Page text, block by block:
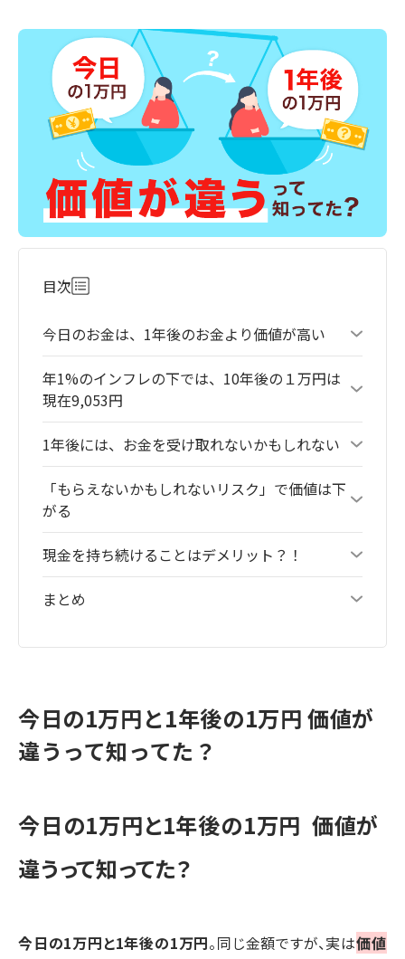
目次
今日のお金は、1年後のお金より価値が高い
年1%のインフレの下では、10年後の１万円は
現在9,053円
1年後には、お金を受け取れないかもしれない
「もらえないかもしれないリスク」で価値は下
がる
現金を持ち続けることはデメリット？！
まとめ
今日の1万円と1年後の1万円 価値が
違うって知ってた？
今日の1万円と1年後の1万円 価値が
違うって知ってた？
今日の1万円と1年後の1万円。同じ金額ですが、実は価値